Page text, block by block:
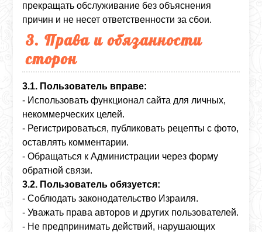
прекращать обслуживание без объяснения
причин и не несет ответственности за сбои.
3. Права и обязанности
сторон
3.1. Пользователь вправе:
- Использовать функционал сайта для личных,
некоммерческих целей.
- Регистрироваться, публиковать рецепты с фото,
оставлять комментарии.
- Обращаться к Администрации через форму
обратной связи.
3.2. Пользователь обязуется:
- Соблюдать законодательство Израиля.
- Уважать права авторов и других пользователей.
- Не предпринимать действий, нарушающих